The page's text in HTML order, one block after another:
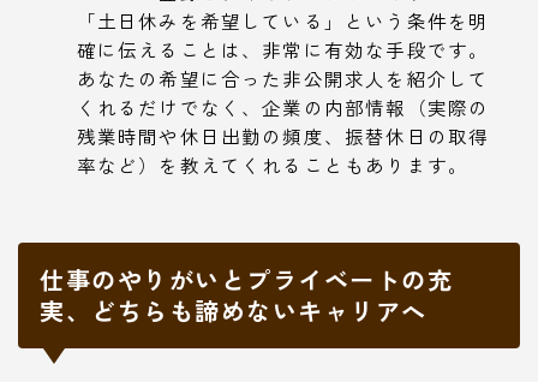
「土日休みを希望している」という条件を明
確に伝えることは、非常に有効な手段です。
あなたの希望に合った非公開求人を紹介して
くれるだけでなく、企業の内部情報（実際の
残業時間や休日出勤の頻度、振替休日の取得
率など）を教えてくれることもあります。
仕事のやりがいとプライベートの充
実、どちらも諦めないキャリアへ